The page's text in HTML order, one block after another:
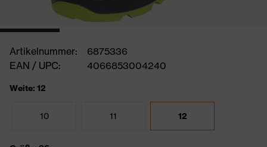
Artikelnummer:
6875336
EAN / UPC:
4066853004240
Weite: 12
10 11 12